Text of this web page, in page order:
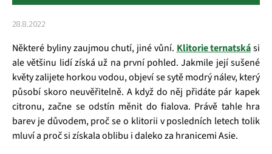
28.8.2022
Některé byliny zaujmou chutí, jiné vůní. Klitorie ternatskási
ale většinu lidí získá už na první pohled. Jakmile její sušené
květy zalijete horkou vodou, objeví se sytě modrý nálev, který
působí skoro neuvěřitelně. A když do něj přidáte pár kapek
citronu, začne se odstín měnit do fialova. Právě tahle hra
barev je důvodem, proč se o klitorii v posledních letech tolik
mluví a proč si získala oblibu i daleko za hranicemi Asie.